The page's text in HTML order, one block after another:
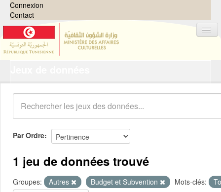
Connexion
Contact
Organisations
Groupes
Demandes 0
À propos
Par Ordre
1 jeu de données trouvé
Groupes: Autres Budget et Subvention Mots-clés: